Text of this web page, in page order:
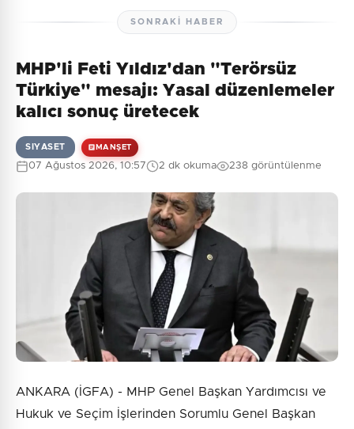
SONRAKI HABER
MHP'li Feti Yıldız'dan "Terörsüz
Türkiye" mesajı: Yasal düzenlemeler
kalıcı sonuç üretecek
SIYASET MANŞET
07 Ağustos 2026, 10:57 2 dk okuma 238 görüntülenme
ANKARA (İGFA) - MHP Genel Başkan Yardımcısı ve
Hukuk ve Seçim İşlerinden Sorumlu Genel Başkan